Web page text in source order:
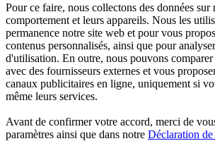
Pour ce faire, nous collectons des données sur
comportement et leurs appareils. Nous les
permanence notre site web et pour vous
contenus personnalisés, ainsi que pour
d'utilisation. En outre, nous pouvons comparer
avec des fournisseurs externes et vous
canaux publicitaires en ligne, uniquement si
même leurs services.
Avant de confirmer votre accord, merci de
paramètres ainsi que dans notre Déclaration